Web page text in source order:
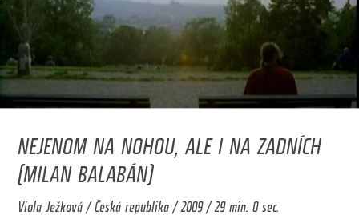
NEJENOM NA NOHOU, ALE I NA ZADNÍCH
(MILAN BALABÁN)
Viola Ježková / Česká republika / 2009 / 29 min. 0 sec.